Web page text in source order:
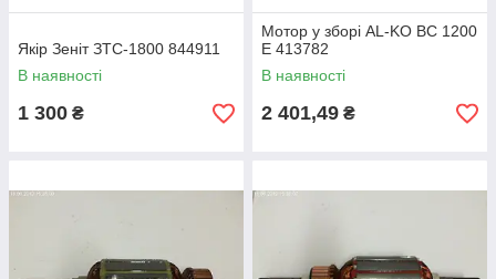
Якір Зеніт ЗТС-1800 844911
В наявності
1 300 ₴
Мотор у зборі AL-KO BC 1200
E 413782
В наявності
2 401,49 ₴